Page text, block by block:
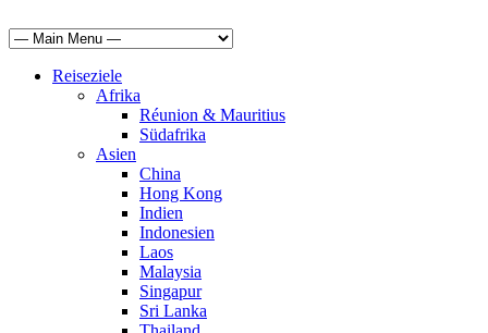
Reiseziele
Afrika
Réunion & Mauritius
Südafrika
Asien
China
Hong Kong
Indien
Indonesien
Laos
Malaysia
Singapur
Sri Lanka